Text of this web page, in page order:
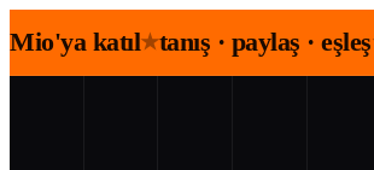
Mio'ya katıl★tanış · paylaş · eşleş